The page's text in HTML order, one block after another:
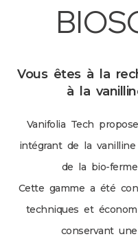
Vous êtes à la
à la
Vanifolia Tech
intégrant de la
de la bio-
Cette gamme a été
techniques et
conservant